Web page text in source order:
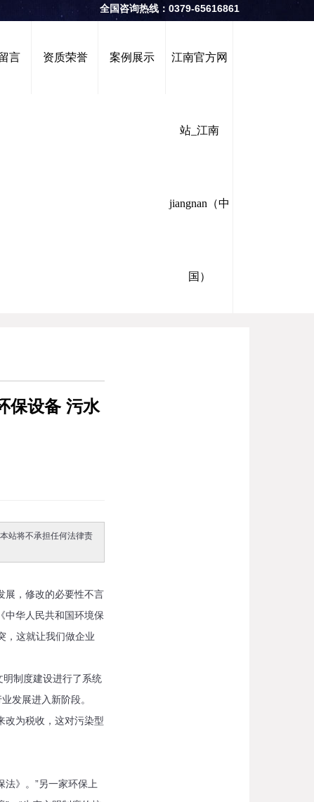
全国咨询热线：0379-65616861
言 资质荣誉 案例展示 江南官方网
站_江南
jiangnan（中
国）
保设备 污水
站将不承担任何法律责
，修改的必要性不言
中华人民共和国环境保
，这就让我们做企业
制度建设进行了系统
发展进入新阶段。
为税收，这对污染型
》。”另一家环保上